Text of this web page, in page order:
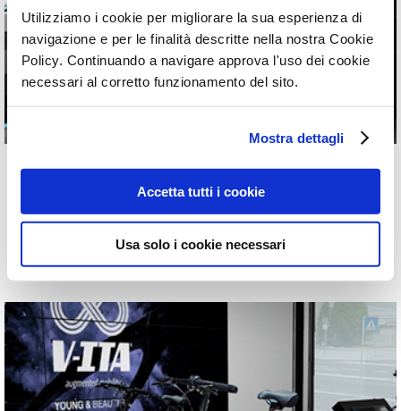
Utilizziamo i cookie per migliorare la sua esperienza di
navigazione e per le finalità descritte nella nostra Cookie
Policy. Continuando a navigare approva l'uso dei cookie
necessari al corretto funzionamento del sito.
Mostra dettagli
Accetta tutti i cookie
Usa solo i cookie necessari
Client
Titolo